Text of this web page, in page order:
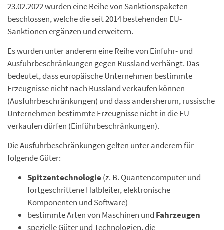
23.02.2022 wurden eine Reihe von Sanktionspaketen
beschlossen, welche die seit 2014 bestehenden EU-
Sanktionen ergänzen und erweitern.
Es wurden unter anderem eine Reihe von Einfuhr- und
Ausfuhrbeschränkungen gegen Russland verhängt. Das
bedeutet, dass europäische Unternehmen bestimmte
Erzeugnisse nicht nach Russland verkaufen können
(Ausfuhrbeschränkungen) und dass andersherum, russische
Unternehmen bestimmte Erzeugnisse nicht in die EU
verkaufen dürfen (Einführbeschränkungen).
Die Ausfuhrbeschränkungen gelten unter anderem für
folgende Güter:
Spitzentechnologie(z. B. Quantencomputer und
fortgeschrittene Halbleiter, elektronische
Komponenten und Software)
bestimmte Arten von Maschinen und Fahrzeugen
spezielle Güter und Technologien, die